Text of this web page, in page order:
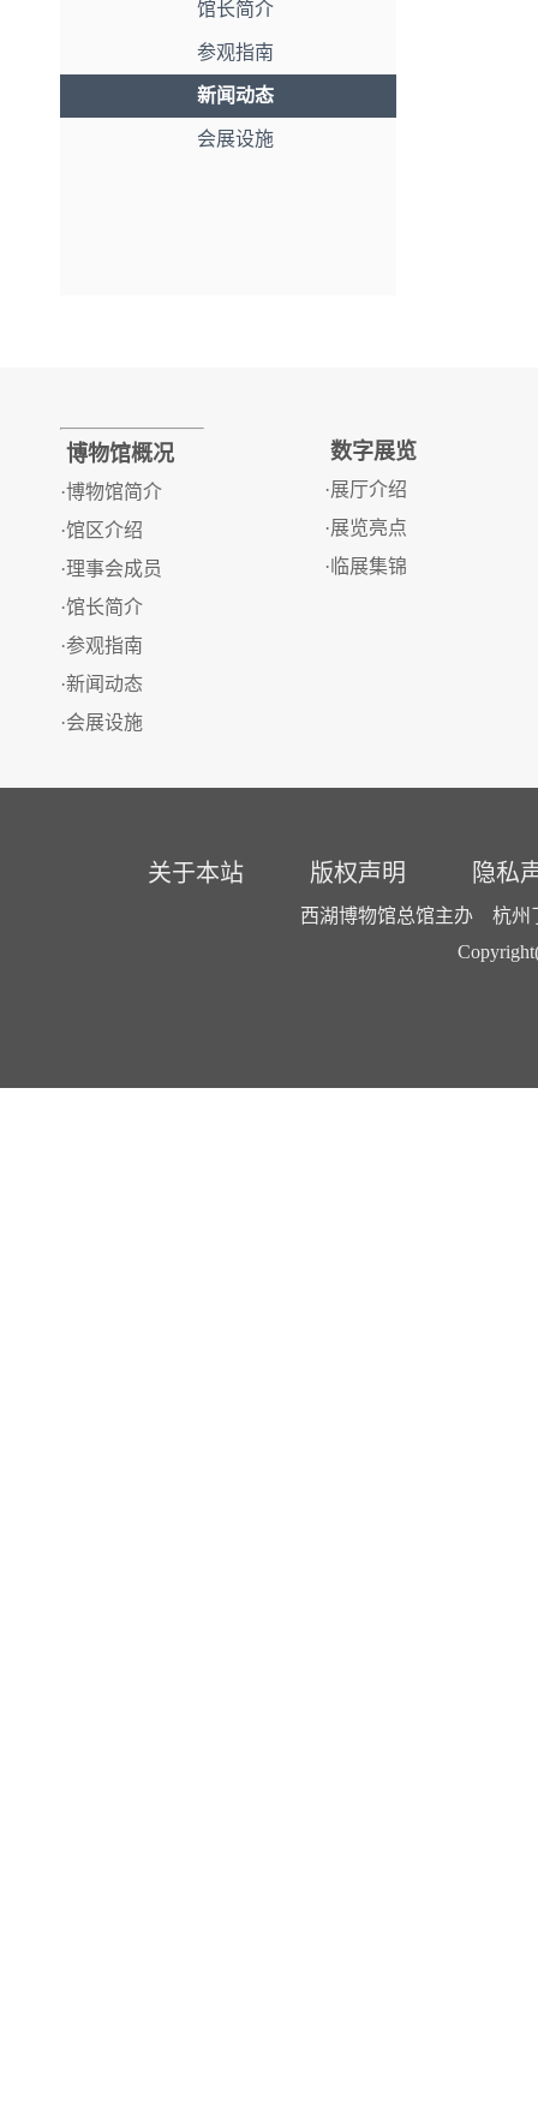
馆长简介
参观指南
新闻动态
会展设施
博物馆概况
·博物馆简介
·馆区介绍
·理事会成员
·馆长简介
·参观指南
·新闻动态
·会展设施
数字展览
·展厅介绍
·展览亮点
·临展集锦
关于本站 版权声明 隐私
西湖博物馆总馆主办 杭州